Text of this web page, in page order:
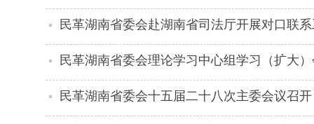
况汇报会
民革湖南省委会赴湖南省司法厅开展对口联
民革湖南省委会理论学习中心组学习（扩大
民革湖南省委会十五届二十八次主委会议召开